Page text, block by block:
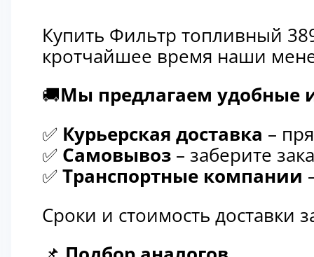
Купить Фильтр топливный
кротчайшее время наши
🚚Мы предлагаем удобные
✅ Курьерская доставка –
✅ Самовывоз – заберите
✅ Транспортные компании
Сроки и стоимость доставки